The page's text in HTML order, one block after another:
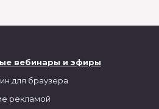
вебинары и эфиры
для браузера
рекламой